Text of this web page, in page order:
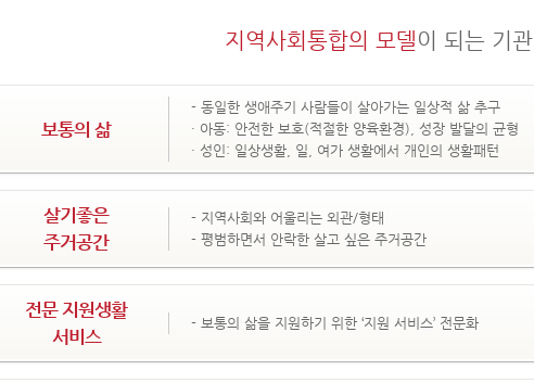
지역사회통합의 모델이 되는 기관
보통의 삶
- 동일한 생애주기 사람들이 살아가는 일상적 삶 추구
· 아동: 안전한 보호(적절한 양육환경), 성장 발달의 균형
· 성인: 일상생활, 일, 여가 생활에서 개인의 생활패턴
살기좋은
주거공간
- 지역사회와 어울리는 외관/형태
- 평범하면서 안락한 살고 싶은 주거공간
전문 지원생활
서비스
- 보통의 삶을 지원하기 위한 ‘지원 서비스’ 전문화